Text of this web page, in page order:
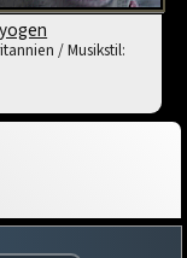
/ Musikstil: